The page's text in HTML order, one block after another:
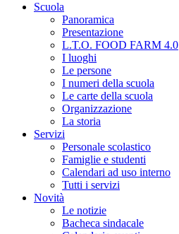
Scuola
Panoramica
Presentazione
L.T.O. FOOD FARM 4.0
I luoghi
Le persone
I numeri della scuola
Le carte della scuola
Organizzazione
La storia
Servizi
Personale scolastico
Famiglie e studenti
Calendari ad uso interno
Tutti i servizi
Novità
Le notizie
Bacheca sindacale